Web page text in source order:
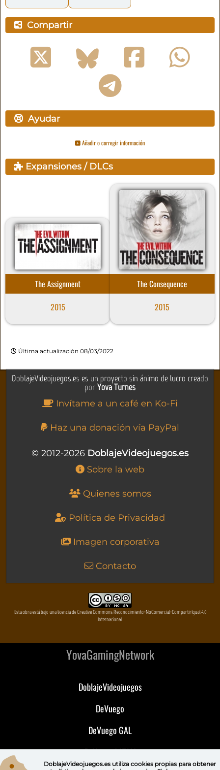
Compartir
Ayudar
Añadir o corregir información
Expansiones / DLCs
The Assignment
2015
The Consequence
2015
Última actualización 08/03/2022
DoblajeVideojuegos.es es un proyecto sin ánimo de lucro creado
porYova Turnes
Invítame a un café en Ko-Fi
Haz una donación vía PayPal
© 2012-2026 DoblajeVideojuegos.es
Sobre la web
Quienes somos
Política de Privacidad
Imagen corporativa
Contacto
Esta obra está bajo una licencia de Creative Commons Reconocimiento-NoComercial-CompartirIgual 4.0
Internacional
YovaGamingNetwork
DoblajeVideojuegos
DeVuego
DeVuego GAL
DeVuego LATAM
DoblajeVideojuegos.es utiliza cookies propiaspara obtener